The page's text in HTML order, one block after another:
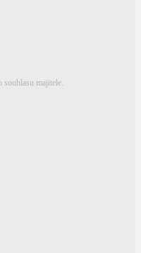
souhlasu majitele.